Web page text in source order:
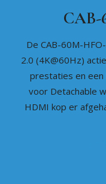
De CAB-60M-
2.0 (4K@60Hz)
prestaties en
voor Detachable
HDMI kop er